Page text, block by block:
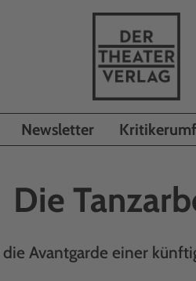
Newsletter
Die
Avantgarde einer